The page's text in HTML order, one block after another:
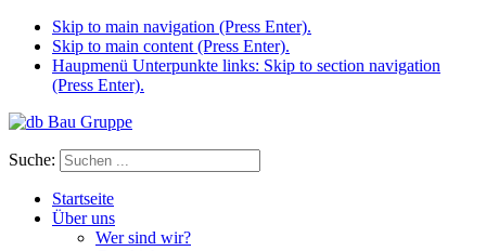
Skip to main navigation (Press Enter).
Skip to main content (Press Enter).
Haupmenü Unterpunkte links: Skip to section navigation
(Press Enter).
Suche:
Startseite
Über uns
Wer sind wir?